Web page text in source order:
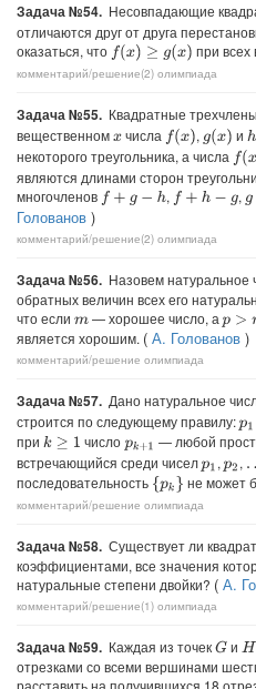
Задача №54. Несовпадающие
отличаются друг от друга
оказаться, чтоf(x)≥g (x) при
комментарий/решение(2) олимпиада
Задача №55. Квадратные трехчлены
вещественномx числа f(x) , g(x) и h
некоторого треугольника, а числа f(x)−
являются длинами сторон
многочленовf+ g− h , f+ h− g , g
Голованов )
комментарий/решение(2) олимпиада
Задача №56. Назовем натуральное
обратных величин всех его
что если m— хорошее число, а p>m
является хорошим. ( А. Голованов )
комментарий/решение олимпиада
Задача №57. Дано натуральное
строится по следующему правилу:p1
при k≥1 число pk+1 — любой
встречающийся среди чиселp1, p2,
…
последовательность {pk} не может
комментарий/решение олимпиада
Задача №58. Существует ли
коэффициентами, все значения
натуральные степени двойки? ( А.
комментарий/решение(1) олимпиада
Задача №59. Каждая из точекG и H
отрезками со всеми вершинами